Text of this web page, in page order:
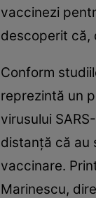
vaccinezi
descoperit că,
Conform
reprezintă un
virusului
distanță că au
vaccinare.
Marinescu,